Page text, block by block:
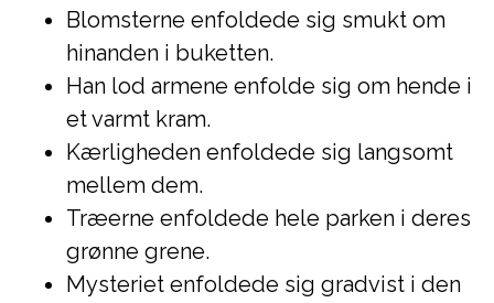
Blomsterne enfoldede sig smukt om
hinanden i buketten.
Han lod armene enfolde sig om hende i
et varmt kram.
Kærligheden enfoldede sig langsomt
mellem dem.
Træerne enfoldede hele parken i deres
grønne grene.
Mysteriet enfoldede sig gradvist i den